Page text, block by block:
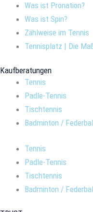
Was ist Pronation?
Was ist Spin?
Zählweise im Tennis
Tennisplatz | Die
Kaufberatungen
Tennis
Padle-Tennis
Tischtennis
Badminton /
Tennis
Padle-Tennis
Tischtennis
Badminton /